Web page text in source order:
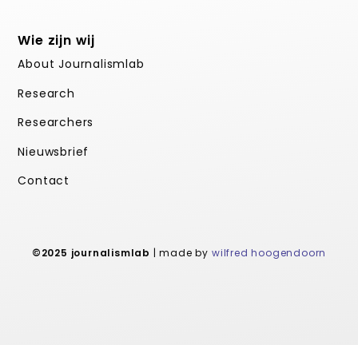
Wie zijn wij
About Journalismlab
Research
Researchers
Nieuwsbrief
Contact
©2025 journalismlab | made by wilfred hoogendoorn